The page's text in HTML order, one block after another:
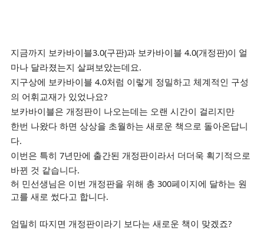
​지금까지 보카바이블3.0(구판)과 보카바이블 4.0(개정판)이 얼
마나 달라졌는지 살펴보았는데요.
​지구상에 보카바이블 4.0처럼 이렇게 정밀하고 체계적인 구성
의 어휘교재가 있었나요?
보카바이블은 개정판이 나오는데는 오랜 시간이 걸리지만
한번 나왔다 하면 상상을 초월하는 새로운 책으로 돌아온답니
다.
이번은 특히 7년만에 출간된 개정판이라서 더더욱 획기적으로
바뀐 것 같습니다.
허 민선생님은 이번 개정판을 위해 총 300페이지에 달하는 원
고를 새로 썼다고 합니다.
엄밀히 따지면 개정판이라기 보다는 새로운 책이 맞겠죠?